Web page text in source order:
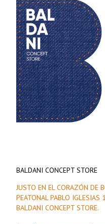
BALDANI CONCEPT STORE
JUSTO EN EL CORAZÓN DE
PEATONAL PABLO
BALDANI CONCEPT STORE.